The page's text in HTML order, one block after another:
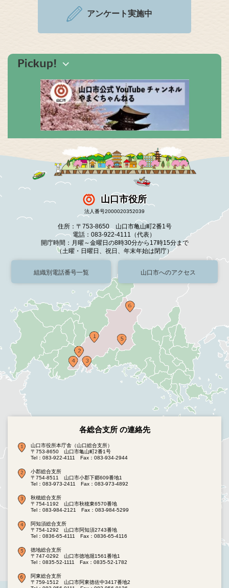
アンケート実施中
山口市役所
法人番号2000020352039
住所：〒753-8650 山口市亀山町2番1号
電話：083-922-4111（代表）
開庁時間：月曜～金曜日の8時30分から17時15分まで
（土曜・日曜日、祝日、年末年始は閉庁）
組織別電話番号一覧 山口市へのアクセス
各総合支所 の連絡先
山口市役所本庁舎（山口総合支所）
〒753-8650 山口市亀山町2番1号
Tel：083-922-4111
Fax：083-934-2944
小郡総合支所
〒754-8511 山口市小郡下郷609番地1
Tel：083-973-2411
Fax：083-973-4892
秋穂総合支所
〒754-1192 山口市秋穂東6570番地
Tel：083-984-2121
Fax：083-984-5299
阿知須総合支所
〒754-1292 山口市阿知須2743番地
Tel：0836-65-4111
Fax：0836-65-4116
徳地総合支所
〒747-0292 山口市徳地堀1561番地1
Tel：0835-52-1111
Fax：0835-52-1782
阿東総合支所
〒759-1512 山口市阿東徳佐中3417番地2